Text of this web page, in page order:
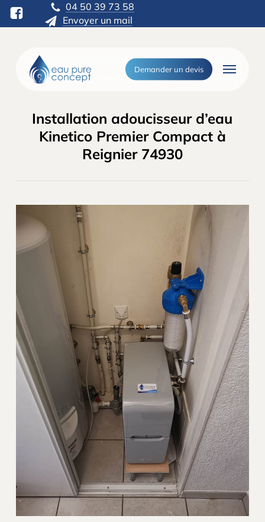
04 50 39 73 58
Envoyer un mail
Skip
Demander un devis Menu
Installation adoucisseur d’eau
Kinetico Premier Compact à
Reignier 74930